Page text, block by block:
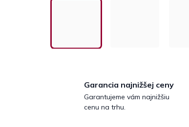
Garancia najnižšej ceny
Garantujeme vám najnižšiu
cenu na trhu.